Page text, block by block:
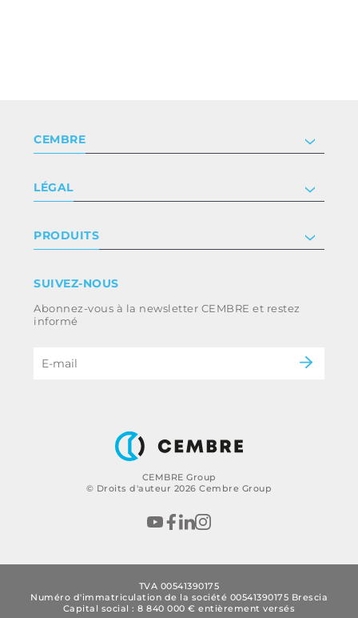
CEMBRE Group
© Droits d'auteur 2026 Cembre Group
CEMBRE
Société
Certificat
Nous rejoindre
LÉGAL
Termes et conditions
Whistleblowing
Code d’éthique et politique anti-corruption
du groupe
PRODUITS
Énergie
B2B Disclaimer
SUIVEZ-NOUS
Abonnez-vous à la newsletter CEMBRE et restez
informé
TVA 00541390175
Numéro d'immatriculation de la société 00541390175 Brescia
Capital social : 8 840 000 € entièrement versés